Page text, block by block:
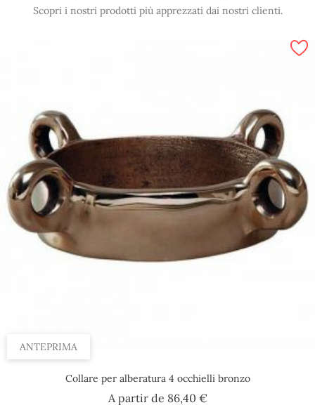
Scopri i nostri prodotti più apprezzati dai nostri clienti.
ANTEPRIMA
Collare per alberatura 4 occhielli bronzo
A partir de 86,40 €Prezzo